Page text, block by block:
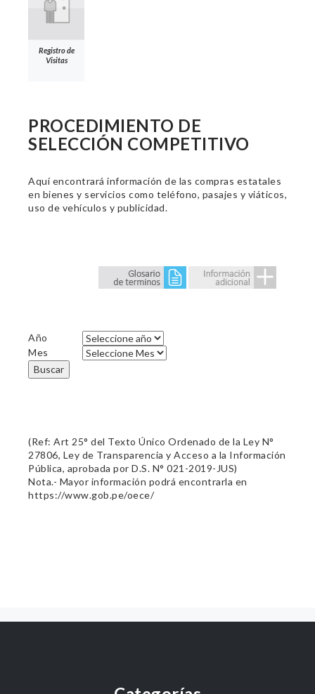
Registro de
Visitas
PROCEDIMIENTO DE
SELECCIÓN COMPETITIVO
Aquí encontrará información de las compras estatales
en bienes y servicios como teléfono, pasajes y viáticos,
uso de vehículos y publicidad.
Año
Mes
Buscar
(Ref: Art 25° del Texto Único Ordenado de la Ley N°
27806, Ley de Transparencia y Acceso a la Información
Pública, aprobada por D.S. N° 021-2019-JUS)
Nota.- Mayor información podrá encontrarla en
https://www.gob.pe/oece/